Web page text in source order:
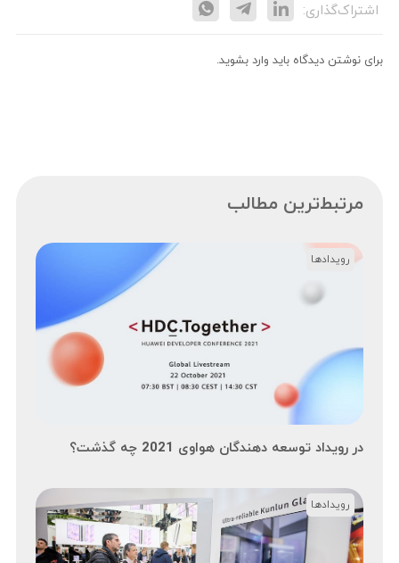
اشتراک‌گذاری:
برای نوشتن دیدگاه باید وارد بشوید.
مرتبط‌ترین مطالب
در رویداد توسعه دهندگان هواوی 2021 چه گذشت؟
رویدادها
رویدادها